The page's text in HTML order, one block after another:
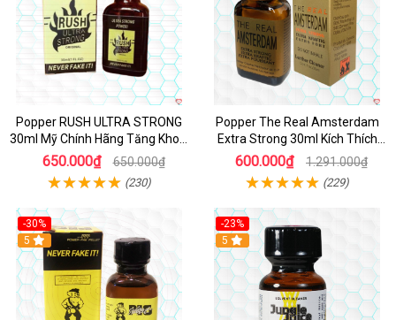
Popper RUSH ULTRA STRONG
30ml Mỹ Chính Hãng Tăng Khoái
Cảm
650.000₫ 650.000₫
(230)
Popper The Real Amsterdam
Extra Strong 30ml Kích Thích
Cường Độ Cao
600.000₫ 1.291.000₫
(229)
-30%
5
-23%
5